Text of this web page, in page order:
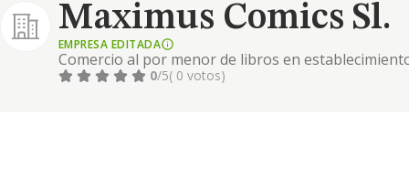
Maximus Comics Sl.
EMPRESA EDITADA
Comercio al por menor de libros en
0/5( 0 votos)